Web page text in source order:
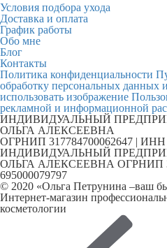
Условия подбора ухода
Доставка и оплата
График работы
Обо мне
Блог
Контакты
Политика конфиденциальности
обработку персональных данных
использовать изображение
рекламной и информационной
ИНДИВИДУАЛЬНЫЙ
ОЛЬГА АЛЕКСЕЕВНА
ОГРНИП 317784700062647 | ИНН
ИНДИВИДУАЛЬНЫЙ
ОЛЬГА АЛЕКСЕЕВНА ОГРНИП
695000079797
© 2020 «Ольга Петрунина –ваш
Интернет-магазин
косметологии